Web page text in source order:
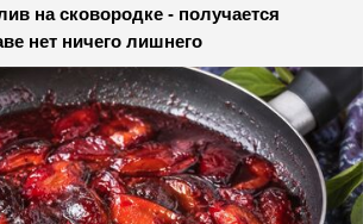
на сковородке - получается
нет ничего лишнего